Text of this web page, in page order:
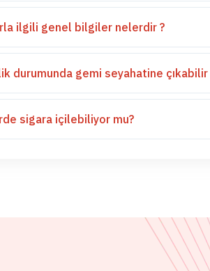
ilgili genel bilgiler nelerdir ?
durumunda gemi seyahatine çıkabilir
sigara içilebiliyor mu?